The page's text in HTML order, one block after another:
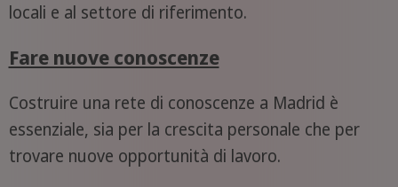
locali e al settore di riferimento.
Fare nuove conoscenze
Costruire una rete di conoscenze a Madrid è
essenziale, sia per la crescita personale che per
trovare nuove opportunità di lavoro.